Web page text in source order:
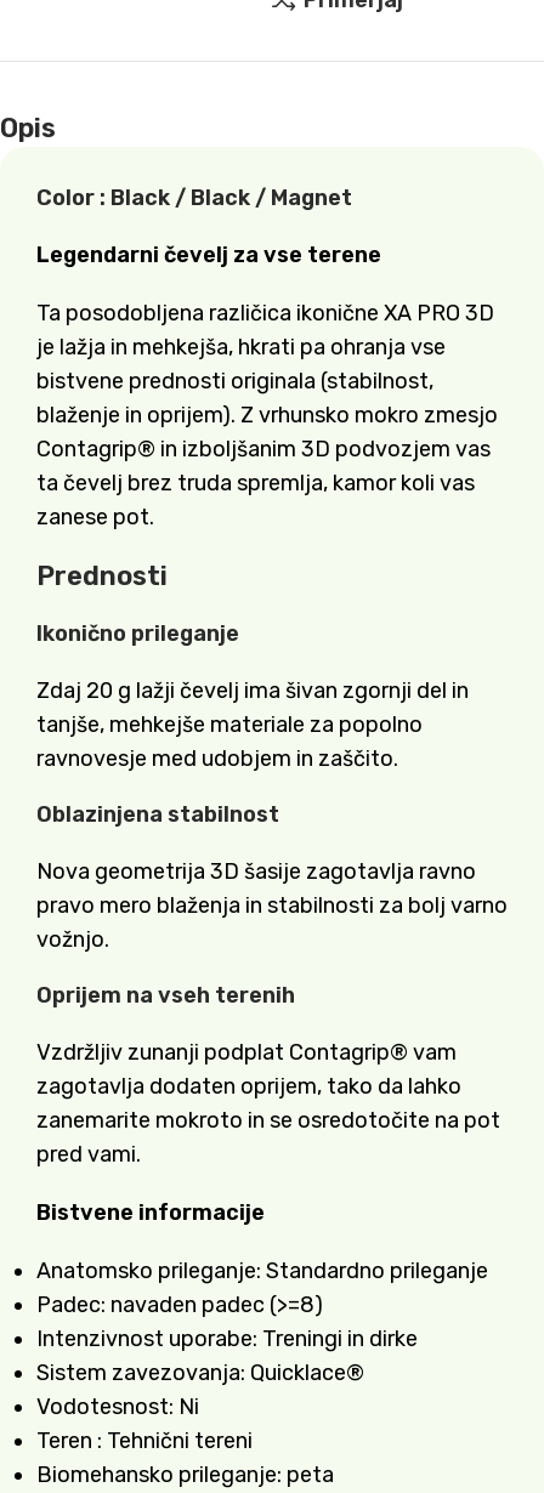
Opis
Color : Black / Black / Magnet
Legendarni čevelj za vse terene
Ta posodobljena različica ikonične XA PRO 3D
je lažja in mehkejša, hkrati pa ohranja vse
bistvene prednosti originala (stabilnost,
blaženje in oprijem). Z vrhunsko mokro zmesjo
Contagrip® in izboljšanim 3D podvozjem vas
ta čevelj brez truda spremlja, kamor koli vas
zanese pot.
Prednosti
Ikonično prileganje
Zdaj 20 g lažji čevelj ima šivan zgornji del in
tanjše, mehkejše materiale za popolno
ravnovesje med udobjem in zaščito.
Oblazinjena stabilnost
Nova geometrija 3D šasije zagotavlja ravno
pravo mero blaženja in stabilnosti za bolj varno
vožnjo.
Oprijem na vseh terenih
Vzdržljiv zunanji podplat Contagrip® vam
zagotavlja dodaten oprijem, tako da lahko
zanemarite mokroto in se osredotočite na pot
pred vami.
Bistvene informacije
Anatomsko prileganje: Standardno prileganje
Padec: navaden padec (>=8)
Intenzivnost uporabe: Treningi in dirke
Sistem zavezovanja: Quicklace®
Vodotesnost: Ni
Teren : Tehnični tereni
Biomehansko prileganje: peta